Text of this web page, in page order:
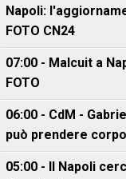
Napoli:
FOTO CN24
07:00 - Malcuit a
FOTO
06:00 - CdM -
può prendere
05:00 - Il Napoli